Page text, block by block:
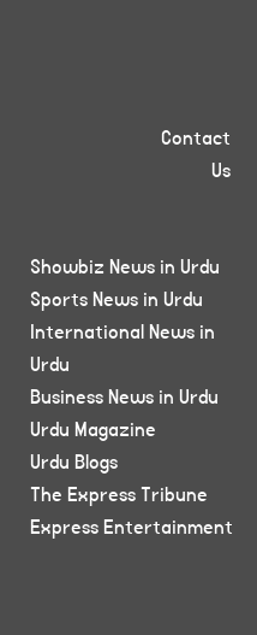
Contact
Us
Showbiz News in Urdu
Sports News in Urdu
International News in
Urdu
Business News in Urdu
Urdu Magazine
Urdu Blogs
The Express Tribune
Express Entertainment